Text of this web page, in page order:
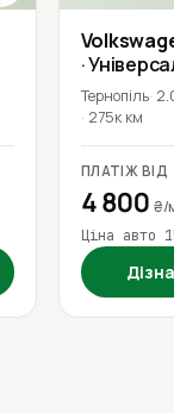
·
Тернопіль
275к км
ПЛАТІЖ ВІД
4 800 ₴/
Ціна авто